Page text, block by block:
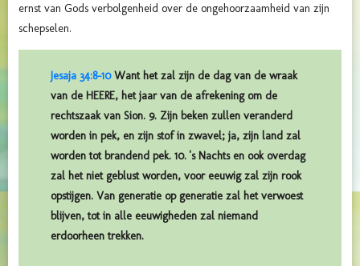
ernst van Gods verbolgenheid over de ongehoorzaamheid van zijn
schepselen.
Jesaja 34:8-10Want het zal zijn de dag van de wraak
van de HEERE, het jaar van de afrekening om de
rechtszaak van Sion. 9. Zijn beken zullen veranderd
worden in pek, en zijn stof in zwavel; ja, zijn land zal
worden tot brandend pek. 10. 's Nachts en ook overdag
zal het niet geblust worden, voor eeuwig zal zijn rook
opstijgen. Van generatie op generatie zal het verwoest
blijven, tot in alle eeuwigheden zal niemand
erdoorheen trekken.